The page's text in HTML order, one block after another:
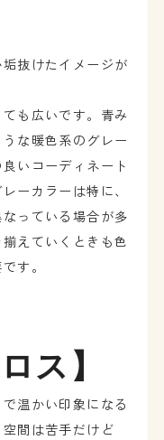
抜けたイメージが
も広いです。青み
な暖色系のグレー
いコーディネート
ーカラーは特に、
っている場合が多
えていくときも色
す。
ス】
温かい印象になる
間は苦手だけど